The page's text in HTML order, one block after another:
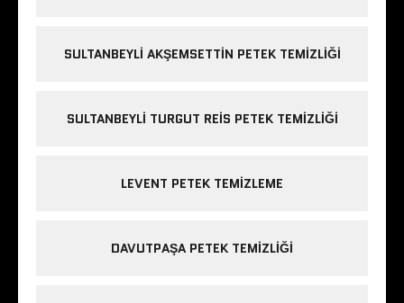
SULTANBEYLI AKŞEMSETTIN PETEK TEMIZLIĞI
SULTANBEYLI TURGUT REIS PETEK TEMIZLIĞI
LEVENT PETEK TEMIZLEME
DAVUTPAŞA PETEK TEMIZLIĞI